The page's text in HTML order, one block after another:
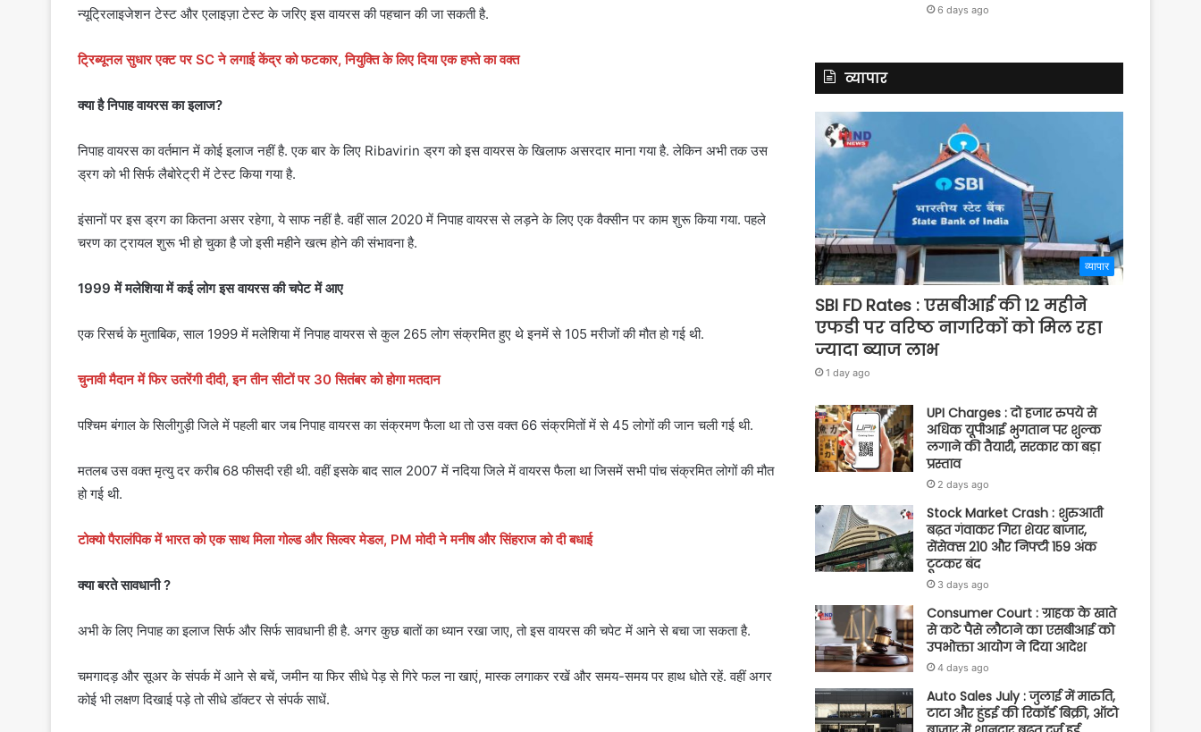
न्यूट्रिलाइजेशन टेस्ट और एलाइज़ा टेस्ट के जरिए इस वायरस की पहचान की जा सकती है.
ट्रिब्यूनल सुधार एक्ट पर SC ने लगाई केंद्र को फटकार, नियुक्ति के लिए दिया एक हफ्ते का वक्त
क्या है निपाह वायरस का इलाज?
निपाह वायरस का वर्तमान में कोई इलाज नहीं है. एक बार के लिए Ribavirin ड्रग को इस वायरस के खिलाफ असरदार माना गया है. लेकिन अभी तक उस
ड्रग को भी सिर्फ लैबोरेट्री में टेस्ट किया गया है.
इंसानों पर इस ड्रग का कितना असर रहेगा, ये साफ नहीं है. वहीं साल 2020 में निपाह वायरस से लड़ने के लिए एक वैक्सीन पर काम शुरू किया गया. पहले
चरण का ट्रायल शुरू भी हो चुका है जो इसी महीने खत्म होने की संभावना है.
1999 में मलेशिया में कई लोग इस वायरस की चपेट में आए
एक रिसर्च के मुताबिक, साल 1999 में मलेशिया में निपाह वायरस से कुल 265 लोग संक्रमित हुए थे इनमें से 105 मरीजों की मौत हो गई थी.
चुनावी मैदान में फिर उतरेंगी दीदी, इन तीन सीटों पर 30 सितंबर को होगा मतदान
पश्चिम बंगाल के सिलीगुड़ी जिले में पहली बार जब निपाह वायरस का संक्रमण फैला था तो उस वक्त 66 संक्रमितों में से 45 लोगों की जान चली गई थी.
मतलब उस वक्त मृत्यु दर करीब 68 फीसदी रही थी. वहीं इसके बाद साल 2007 में नदिया जिले में वायरस फैला था जिसमें सभी पांच संक्रमित लोगों की मौत
हो गई थी.
टोक्यो पैरालंपिक में भारत को एक साथ मिला गोल्ड और सिल्वर मेडल, PM मोदी ने मनीष और सिंहराज को दी बधाई
क्या बरते सावधानी ?
अभी के लिए निपाह का इलाज सिर्फ और सिर्फ सावधानी ही है. अगर कुछ बातों का ध्यान रखा जाए, तो इस वायरस की चपेट में आने से बचा जा सकता है.
चमगादड़ और सूअर के संपर्क में आने से बचें, जमीन या फिर सीधे पेड़ से गिरे फल ना खाएं, मास्क लगाकर रखें और समय-समय पर हाथ धोते रहें. वहीं अगर
कोई भी लक्षण दिखाई पड़े तो सीधे डॉक्टर से संपर्क साधें.
6 days ago
व्यापार
व्यापार
SBI FD Rates : एसबीआई की 12 महीने
एफडी पर वरिष्ठ नागरिकों को मिल रहा
ज्यादा ब्याज लाभ
1 day ago
UPI Charges : दो हजार रुपये से
अधिक यूपीआई भुगतान पर शुल्क
लगाने की तैयारी, सरकार का बड़ा
प्रस्ताव
2 days ago
Stock Market Crash : शुरुआती
बढ़त गंवाकर गिरा शेयर बाजार,
सेंसेक्स 210 और निफ्टी 159 अंक
टूटकर बंद
3 days ago
Consumer Court : ग्राहक के खाते
से कटे पैसे लौटाने का एसबीआई को
उपभोक्ता आयोग ने दिया आदेश
4 days ago
Auto Sales July : जुलाई में मारुति,
टाटा और हुंडई की रिकॉर्ड बिक्री, ऑटो